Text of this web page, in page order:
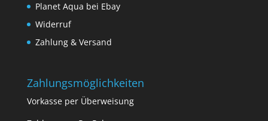
Planet Aqua bei Ebay
Widerruf
Zahlung & Versand
Zahlungsmöglichkeiten
Vorkasse per Überweisung